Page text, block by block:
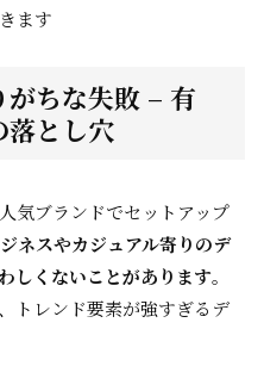
ます
ちな失敗 – 有
落とし穴
気ブランドでセットアップ
ネスやカジュアル寄りのデ
しくないことがあります。
トレンド要素が強すぎるデ